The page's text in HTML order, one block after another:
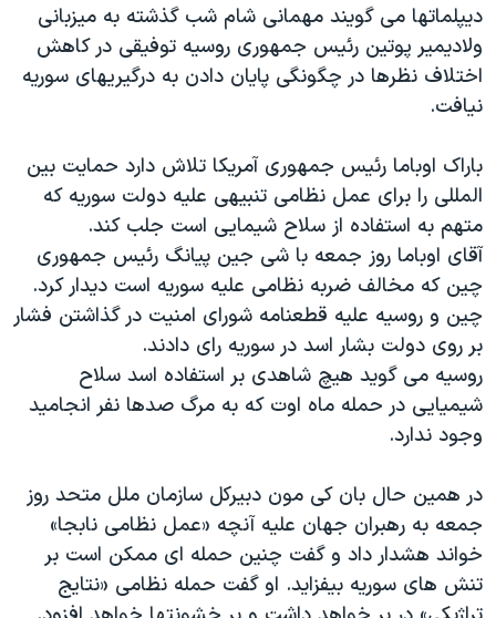
دادگاه حمید نوری
چهل سال گروگان‌گیری
قانون شفافیت دارائی کادر رهبری ایران
اسرائیل در جنگ
نرگس محمدی برنده جایزه نوبل صلح
همایش محافظه‌کاران آمریکا «سی‌پک»
صفحه‌های ویژه
سفر پرزیدنت ترامپ به چین
دیپلماتها می گویند مهمانی شام شب گذشته به میزبانی
ولادیمیر پوتین رئیس جمهوری روسیه توفیقی در کاهش
اختلاف نظرها در چگونگی پایان دادن به درگیریهای سوریه
نیافت.
باراک اوباما رئیس جمهوری آمریکا تلاش دارد حمایت بین
المللی را برای عمل نظامی تنبیهی علیه دولت سوریه که
متهم به استفاده از سلاح شیمایی است جلب کند.
آقای اوباما روز جمعه با شی جین پیانگ رئیس جمهوری
چین که مخالف ضربه نظامی علیه سوریه است دیدار کرد.
چین و روسیه علیه قطعنامه شورای امنیت در گذاشتن فشار
بر روی دولت بشار اسد در سوریه رای دادند.
روسیه می گوید هیچ شاهدی بر استفاده اسد سلاح
شیمیایی در حمله ماه اوت که به مرگ صدها نفر انجامید
وجود ندارد.
در همین حال بان کی مون دبیرکل سازمان ملل متحد روز
جمعه به رهبران جهان علیه آنچه «عمل نظامی نابجا»
خواند هشدار داد و گفت چنین حمله ای ممکن است بر
تنش های سوریه بیفزاید. او گفت حمله نظامی «نتایج